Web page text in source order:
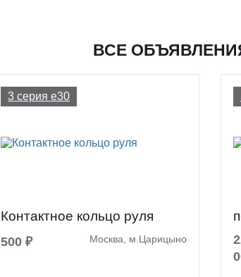
ВСЕ
3 серия e30
Контактное кольцо руля
Москва, м.Царицыно
500 ₽